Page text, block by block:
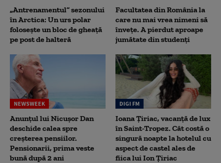
„Antrenamentul” sezonului
în Arctica: Un urs polar
folosește un bloc de gheață
pe post de halteră
Facultatea din România la
care nu mai vrea nimeni să
înveţe. A pierdut aproape
jumătate din studenţi
NEWSWEEK
Anunțul lui Nicușor Dan
deschide calea spre
creșterea pensiilor.
Pensionarii, prima veste
bună după 2 ani
DIGI FM
Ioana Țiriac, vacanță de lux
în Saint-Tropez. Cât costă o
singură noapte la hotelul cu
aspect de castel ales de
fiica lui Ion Țiriac